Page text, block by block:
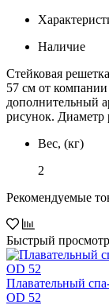
Наличие
Стейковая
57 см от
дополнительный
рисунок. Диаметр
Вес, (кг)
2
Рекомендуемые
Быстрый просмотр
Плавательный
OD 52